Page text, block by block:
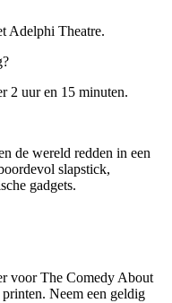
Adelphi Theatre.
2 uur en 15 minuten.
de wereld redden in een
slapstick,
gadgets.
voor The Comedy About
Neem een geldig